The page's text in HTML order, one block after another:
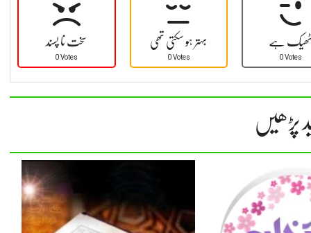
سخت نا پسند
0 Votes
بہتر ہو سکتی تھی
0 Votes
ہے
0 Votes
پڑھیں